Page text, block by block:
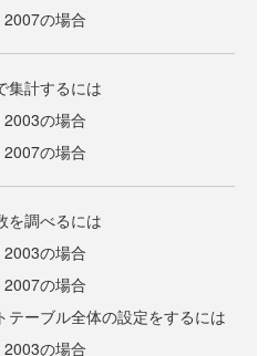
2007の場合
集計するには
2003の場合
2007の場合
を調べるには
2003の場合
2007の場合
テーブル全体の設定をするには
2003の場合